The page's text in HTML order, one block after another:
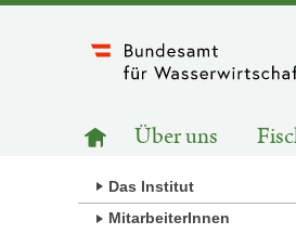
Zur
Startseite
Über uns
Das Institut
MitarbeiterInnen